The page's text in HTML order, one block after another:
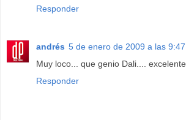
Responder
andrés 5 de enero de 2009 a las 9:47
Muy loco... que genio Dali.... excelente
Responder